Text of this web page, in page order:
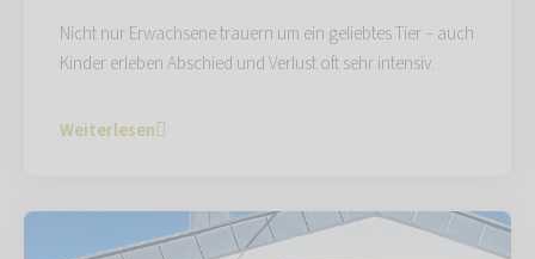
Nicht nur Erwachsene trauern um ein geliebtes Tier – auch
Kinder erleben Abschied und Verlust oft sehr intensiv.
Weiterlesen